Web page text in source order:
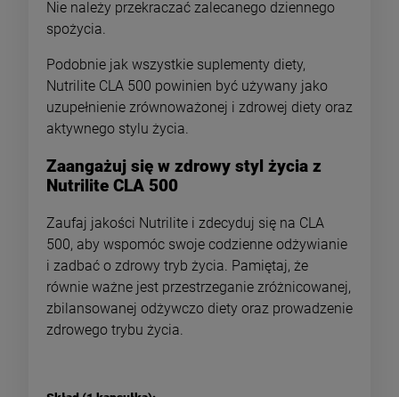
Nie należy przekraczać zalecanego dziennego
spożycia.
Podobnie jak wszystkie suplementy diety,
Nutrilite CLA 500 powinien być używany jako
uzupełnienie zrównoważonej i zdrowej diety oraz
aktywnego stylu życia.
Zaangażuj się w zdrowy styl życia z
Nutrilite CLA 500
Zaufaj jakości Nutrilite i zdecyduj się na CLA
500, aby wspomóc swoje codzienne odżywianie
i zadbać o zdrowy tryb życia. Pamiętaj, że
równie ważne jest przestrzeganie zróżnicowanej,
zbilansowanej odżywczo diety oraz prowadzenie
zdrowego trybu życia.